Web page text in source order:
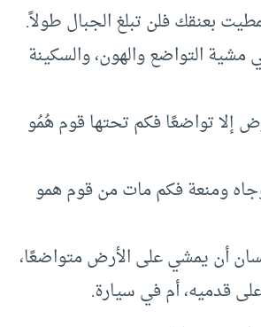
بعنقك فلن تبلغ الجبال طولاً.
التواضع والهون، والسكينة
إلا تواضعًا فكم تحتها قوم هُمُو
ومنعة فكم مات من قوم همو
أن يمشي على الأرض متواضعًا،
قدميه، أم في سيارة.